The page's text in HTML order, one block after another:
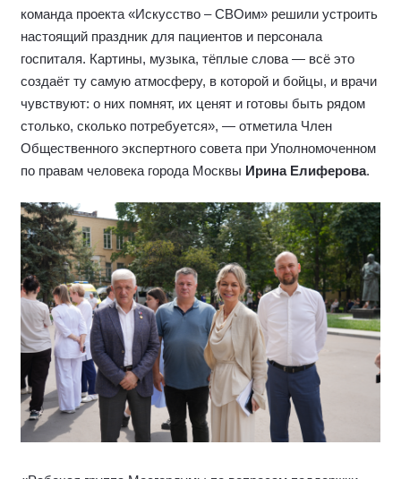
команда проекта «Искусство – СВОим» решили устроить
настоящий праздник для пациентов и персонала
госпиталя. Картины, музыка, тёплые слова — всё это
создаёт ту самую атмосферу, в которой и бойцы, и врачи
чувствуют: о них помнят, их ценят и готовы быть рядом
столько, сколько потребуется», — отметила Член
Общественного экспертного совета при Уполномоченном
по правам человека города Москвы Ирина Елиферова.